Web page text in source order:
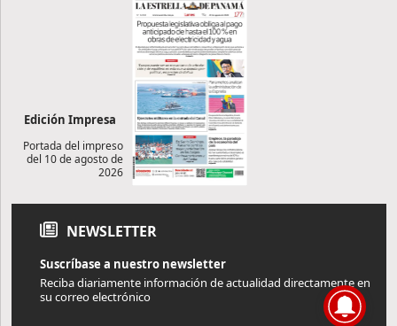
Edición Impresa
Portada del impreso
del 10 de agosto de
2026
NEWSLETTER
Suscríbase a nuestro newsletter
Reciba diariamente información de actualidad directamente en
su correo electrónico